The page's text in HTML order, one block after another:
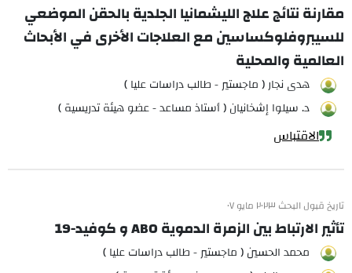
مقارنة نتائج علاج الليشمانيا الجلدية بالحقن الموضعي
للسيبروفلوكساسين مع العلاجات الأخرى في الأبحاث
العالمية والمحلية
هدى نجار ( ماجستير - طالب دراسات عليا )
د. سيلوا إشخانيان ( أستاذ مساعد - عضو هيئة تدريسية )
الاقتباس
تاريخ قبول البحث ٢٠٢٣ مايو ٠٧
تأثير الارتباط بين الزمرة الدموية ABO و كوفيد-19
محمد الحسين ( ماجستير - طالب دراسات عليا )